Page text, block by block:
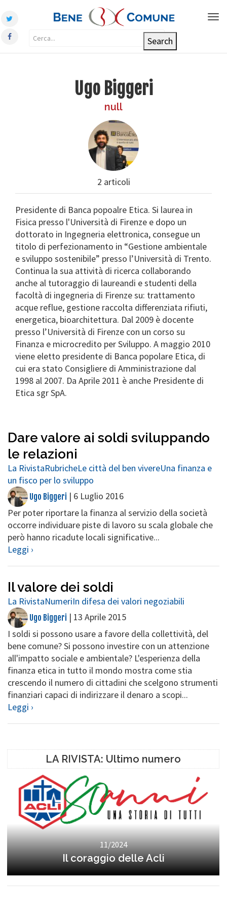
Ugo Biggeri
null
2 articoli
Presidente di Banca popoalre Etica. Si laurea in
Fisica presso l'Università di Firenze e dopo un
dottorato in Ingegneria elettronica, consegue un
titolo di perfezionamento in “Gestione ambientale
e sviluppo sostenibile” presso l’Università di Trento.
Continua la sua attività di ricerca collaborando
anche al tutoraggio di laureandi e studenti della
facoltà di ingegneria di Firenze su: trattamento
acque reflue, gestione raccolta differenziata rifiuti,
energetica, bioarchitettura. Dal 2009 è docente
presso l’Università di Firenze con un corso su
Finanza e microcredito per Sviluppo. A maggio 2010
viene eletto presidente di Banca popolare Etica, di
cui era stato Consigliere di Amministrazione dal
1998 al 2007. Da Aprile 2011 è anche Presidente di
Etica sgr SpA.
Dare valore ai soldi sviluppando
le relazioni
La RivistaRubricheLe città del ben vivereUna finanza e
un fisco per lo sviluppo
Ugo Biggeri | 6 Luglio 2016
Per poter riportare la finanza al servizio della società
occorre individuare piste di lavoro su scala globale che
però hanno ricadute locali significative...
Leggi ›
Il valore dei soldi
La RivistaNumeriIn difesa dei valori negoziabili
Ugo Biggeri | 13 Aprile 2015
I soldi si possono usare a favore della collettività, del
bene comune? Si possono investire con un attenzione
all'impatto sociale e ambientale? L'esperienza della
finanza etica in tutto il mondo mostra come stia
crescendo il numero di cittadini che scelgono strumenti
finanziari capaci di indirizzare il denaro a scopi...
Leggi ›
LA RIVISTA: Ultimo numero
11/2024
Il coraggio delle Acli